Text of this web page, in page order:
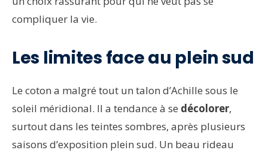
compliquer la vie.
Les limites face au plein sud
Le coton a malgré tout un talon d’Achille sous le
soleil méridional. Il a tendance à se décolorer,
surtout dans les teintes sombres, après plusieurs
saisons d’exposition plein sud. Un beau rideau